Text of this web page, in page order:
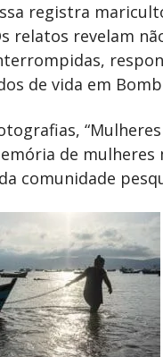
registra
relatos revelam
de vida em
“Mulheres
de mulheres
comunidade